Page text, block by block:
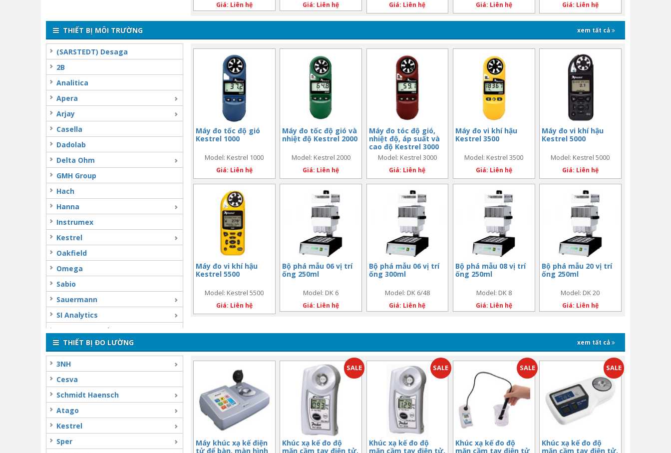
(PGM-1800) (code: G02-
A000-000)
Giá: Liên hệ
(PGM-1800) (code: G02-
A010-000)
Giá: Liên hệ
1860) (code: G02-AE10-100)
Giá: Liên hệ
code: 10110760
10110760)
Giá: Liên hệ
1860) (code: G02-A210-100)
Giá: Liên hệ
THIẾT BỊ MÔI TRƯỜNG xem tất cả
(SARSTEDT) Desaga
2B
Analitica
Apera
Arjay
Casella
Dadolab
Delta Ohm
GMH Group
Hach
Hanna
Instrumex
Kestrel
Oakfield
Omega
Sabio
Sauermann
SI Analytics
SPC “Doza” Ltd
Teledyne API
Testo AG
Tisch
TOADKK
Trace2O
Velp
Westech
Máy đo tốc độ gió
Kestrel 1000
Model: Kestrel 1000
Giá: Liên hệ
Máy đo tốc độ gió và
nhiệt độ Kestrel 2000
Model: Kestrel 2000
Giá: Liên hệ
Máy đo tóc độ gió,
nhiệt độ, áp suất và
cao độ Kestrel 3000
Model: Kestrel 3000
Giá: Liên hệ
Máy đo vi khí hậu
Kestrel 3500
Model: Kestrel 3500
Giá: Liên hệ
Máy đo vi khí hậu
Kestrel 5000
Model: Kestrel 5000
Giá: Liên hệ
Máy đo vi khí hậu
Kestrel 5500
Model: Kestrel 5500
Giá: Liên hệ
Bộ phá mẫu 06 vị trí
ống 250ml
Model: DK 6
Giá: Liên hệ
Bộ phá mẫu 06 vị trí
ống 300ml
Model: DK 6/48
Giá: Liên hệ
Bộ phá mẫu 08 vị trí
ống 250ml
Model: DK 8
Giá: Liên hệ
Bộ phá mẫu 20 vị trí
ống 250ml
Model: DK 20
Giá: Liên hệ
THIẾT BỊ ĐO LƯỜNG xem tất cả
3NH
Cesva
Schmidt Haensch
Atago
Kestrel
Sper
Máy khúc xạ kế điện
tử để bàn, màn hình
SALE
Khúc xạ kế đo độ
mặn cầm tay điện tử,
SALE
Khúc xạ kế đo độ
mặn cầm tay điện tử,
SALE
Khúc xạ kế đo độ
mặn cầm tay điện tử
SALE
Khúc xạ kế đo độ
mặn cầm tay điện tử,